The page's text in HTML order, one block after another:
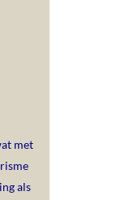
met
als